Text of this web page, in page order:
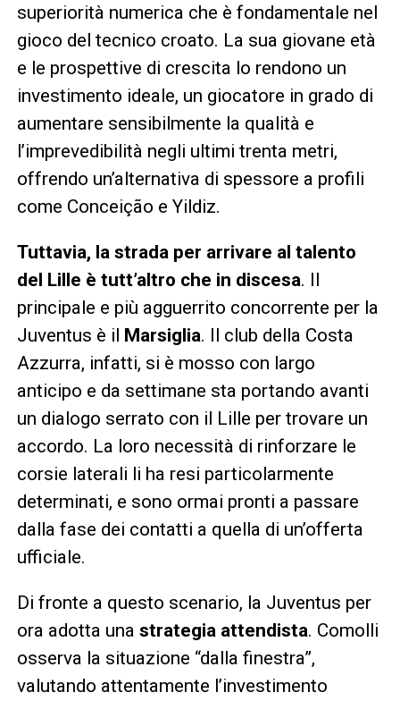
superiorità numerica che è fondamentale nel
gioco del tecnico croato. La sua giovane età
e le prospettive di crescita lo rendono un
investimento ideale, un giocatore in grado di
aumentare sensibilmente la qualità e
l’imprevedibilità negli ultimi trenta metri,
offrendo un’alternativa di spessore a profili
come Conceição e Yildiz.
Tuttavia, la strada per arrivare al talento
del Lille è tutt’altro che in discesa. Il
principale e più agguerrito concorrente per la
Juventus è il Marsiglia. Il club della Costa
Azzurra, infatti, si è mosso con largo
anticipo e da settimane sta portando avanti
un dialogo serrato con il Lille per trovare un
accordo. La loro necessità di rinforzare le
corsie laterali li ha resi particolarmente
determinati, e sono ormai pronti a passare
dalla fase dei contatti a quella di un’offerta
ufficiale.
Di fronte a questo scenario, la Juventus per
ora adotta una strategia attendista. Comolli
osserva la situazione “dalla finestra”,
valutando attentamente l’investimento